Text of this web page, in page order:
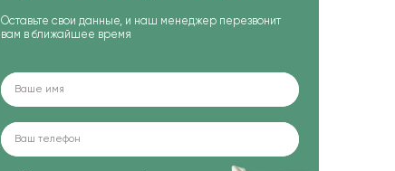
Оставьте свои данные, и наш менеджер перезвонит
вам в ближайшее время